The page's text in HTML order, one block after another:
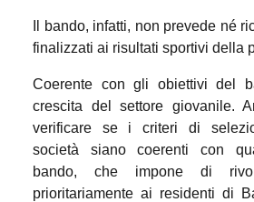
Il bando, infatti, non prevede né
finalizzati ai risultati sportivi della
Coerente con gli obiettivi del
crescita del settore giovanile.
verificare se i criteri di
società siano coerenti con
bando, che impone di
prioritariamente ai residenti di